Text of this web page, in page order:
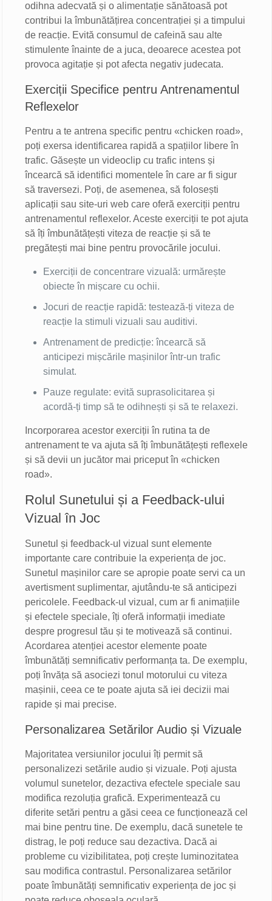
odihna adecvată și o alimentație sănătoasă pot
contribui la îmbunătățirea concentrației și a timpului
de reacție. Evită consumul de cafeină sau alte
stimulente înainte de a juca, deoarece acestea pot
provoca agitație și pot afecta negativ judecata.
Exerciții Specifice pentru Antrenamentul
Reflexelor
Pentru a te antrena specific pentru «chicken road»,
poți exersa identificarea rapidă a spațiilor libere în
trafic. Găsește un videoclip cu trafic intens și
încearcă să identifici momentele în care ar fi sigur
să traversezi. Poți, de asemenea, să folosești
aplicații sau site-uri web care oferă exerciții pentru
antrenamentul reflexelor. Aceste exerciții te pot ajuta
să îți îmbunătățești viteza de reacție și să te
pregătești mai bine pentru provocările jocului.
Exerciții de concentrare vizuală: urmărește
obiecte în mișcare cu ochii.
Jocuri de reacție rapidă: testează-ți viteza de
reacție la stimuli vizuali sau auditivi.
Antrenament de predicție: încearcă să
anticipezi mișcările mașinilor într-un trafic
simulat.
Pauze regulate: evită suprasolicitarea și
acordă-ți timp să te odihnești și să te relaxezi.
Incorporarea acestor exerciții în rutina ta de
antrenament te va ajuta să îți îmbunătățești reflexele
și să devii un jucător mai priceput în «chicken
road».
Rolul Sunetului și a Feedback-ului
Vizual în Joc
Sunetul și feedback-ul vizual sunt elemente
importante care contribuie la experiența de joc.
Sunetul mașinilor care se apropie poate servi ca un
avertisment suplimentar, ajutându-te să anticipezi
pericolele. Feedback-ul vizual, cum ar fi animațiile
și efectele speciale, îți oferă informații imediate
despre progresul tău și te motivează să continui.
Acordarea atenției acestor elemente poate
îmbunătăți semnificativ performanța ta. De exemplu,
poți învăța să asociezi tonul motorului cu viteza
mașinii, ceea ce te poate ajuta să iei decizii mai
rapide și mai precise.
Personalizarea Setărilor Audio și Vizuale
Majoritatea versiunilor jocului îți permit să
personalizezi setările audio și vizuale. Poți ajusta
volumul sunetelor, dezactiva efectele speciale sau
modifica rezoluția grafică. Experimentează cu
diferite setări pentru a găsi ceea ce funcționează cel
mai bine pentru tine. De exemplu, dacă sunetele te
distrag, le poți reduce sau dezactiva. Dacă ai
probleme cu vizibilitatea, poți crește luminozitatea
sau modifica contrastul. Personalizarea setărilor
poate îmbunătăți semnificativ experiența de joc și